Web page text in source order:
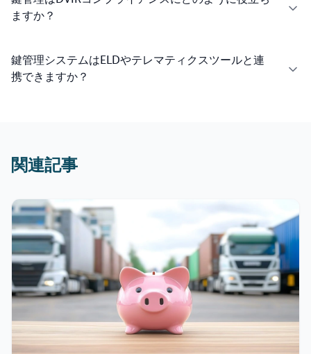
ますか？
鍵管理システムはELDやテレマティクスツールと連
携できますか？
関連記事